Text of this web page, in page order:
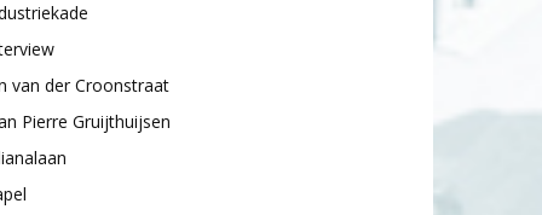
van der Croonstraat
Pierre Gruijthuijsen